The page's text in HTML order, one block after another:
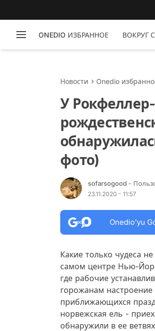
ONEDIO ИЗБРАННОЕ ВОКРУГ
Новости Onedio
У
фото)
sofarsogood -
23.11.2020 - 11:57
Onedio’yu
Какие только чудеса
самом центре Нью-
где рабочие
горожанам
приближающихся
норвежская ель -
обнаружили в ее